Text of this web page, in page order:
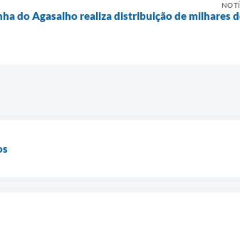
do Agasalho realiza distribuição de milhares